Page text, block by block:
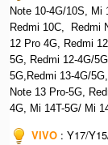
Note 10-4G/10S, Mi
Redmi 10C, Redmi
12 Pro 4G, Redmi
5G, Redmi 12-4G/
5G,Redmi 13-4G/
Note 13 Pro-5G,
4G, Mi 14T-5G/ Mi
VIVO : Y17/